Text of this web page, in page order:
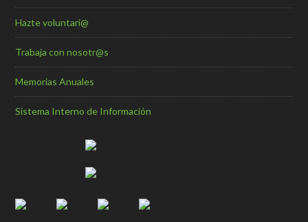
Hazte voluntari@
Trabaja con nosotr@s
Memorias Anuales
Sistema Interno de Información